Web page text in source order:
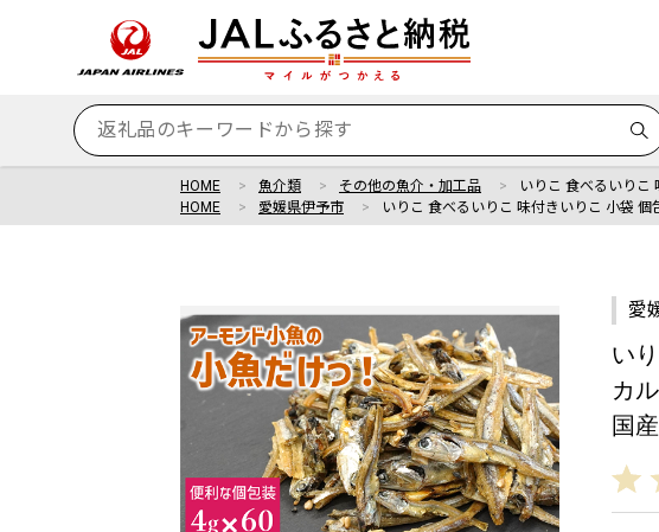
HOME 魚介類 その他の魚介・加工品 いりこ 食べるいりこ
HOME
愛媛県伊予市 いりこ 食べるいりこ 味付きいりこ 小袋 個
愛
い
カ
国